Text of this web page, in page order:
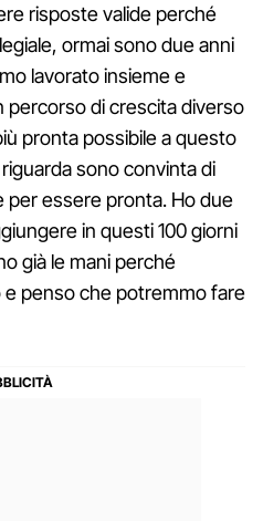
risposte valide perché
ormai sono due anni
lavorato insieme e
percorso di crescita diverso
pronta possibile a questo
sono convinta di
essere pronta. Ho due
in questi 100 giorni
già le mani perché
e penso che potremmo fare